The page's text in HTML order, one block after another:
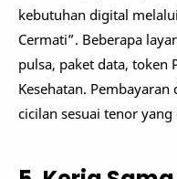
kebutuhan digital
Cermati”. Beberapa
pulsa, paket data, token
Kesehatan.
cicilan sesuai tenor